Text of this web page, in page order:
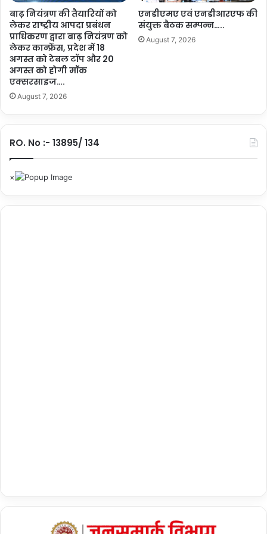
की
स्वी
कृ
त
:
मु
ख्य
मं
सा
ने
क
य
जी
9
2
ला
ख
रु
प
कि
ए
अं
त
त
…
बाढ़ नियंत्रण की तैयारियों को
लेकर राष्ट्रीय आपदा प्रबंधन
प्राधिकरण द्वारा बाढ़ नियंत्रण को
लेकर कान्फ्रेंस, प्रदेश में 18
अगस्त को टेबल टॉप और 20
अगस्त को होगी मॉक
एक्सरसाइज….
August 7, 2026
एनडीएमए एवं एनडीआरएफ की
संयुक्त बैठक सम्पन्न…..
August 7, 2026
RO. No :- 13895/ 134